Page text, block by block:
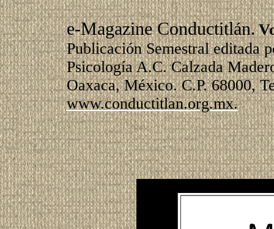
e-Magazine Conductitlán.
Publicación Semestral editada
Psicología A.C. Calzada
Oaxaca, México. C.P. 68000,
www.conductitlan.org.mx.